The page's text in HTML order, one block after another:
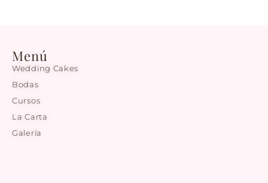
Menú
Wedding Cakes
Bodas
Cursos
La Carta
Galería